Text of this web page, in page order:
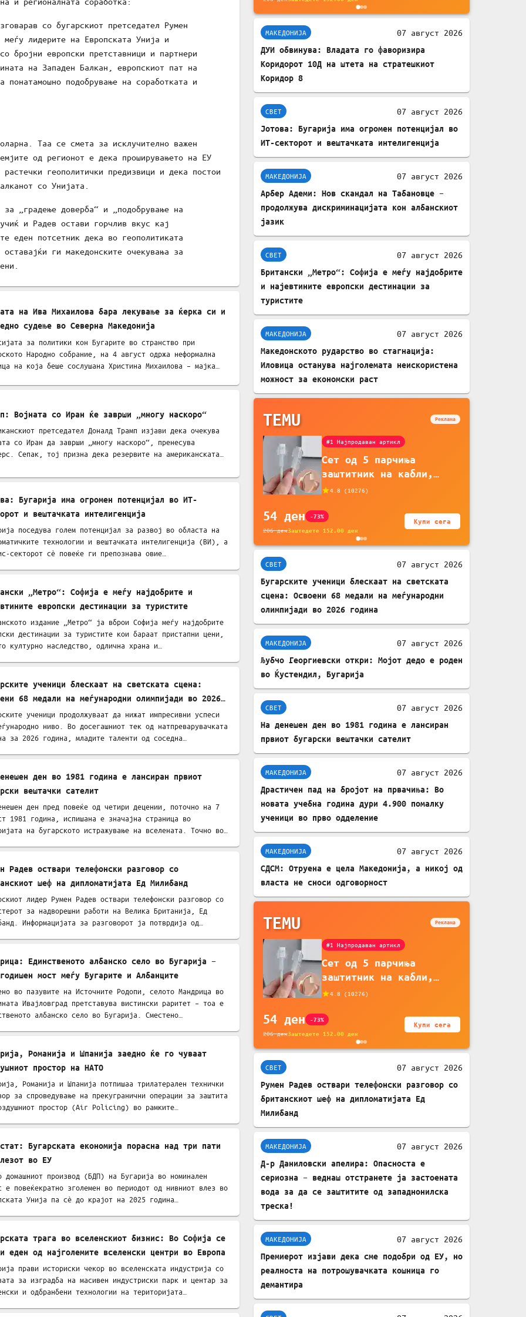
со бугарскиот претседател Румен
лидерите на Европската Унија и
бројни европски претставници и партнери
на Западен Балкан, европскиот пат на
подобрување на соработката и
Таа се смета за исклучително важен
од регионот е дека проширувањето на ЕУ
геополитички предизвици и дека постои
со Унијата.
„градење доверба“ и „подобрување на
и Радев остави горчлив вкус кај
еден потсетник дека во геополитиката
ги македонските очекувања за
на Ива Михаилова бара лекување за ќерка си и
судење во Северна Македонија
за политики кон Бугарите во странство при
Народно собрание, на 4 август одржа неформална
на која беше сослушана Христина Михаилова – мајка…
Војната со Иран ќе заврши „многу наскоро“
претседател Доналд Трамп изјави дека очекува
со Иран да заврши „многу наскоро“, пренесува
Сепак, тој призна дека резервите на американската…
Бугарија има огромен потенцијал во ИТ-
и вештачката интелигенција
поседува голем потенцијал за развој во областа на
технологии и вештачката интелигенција (ВИ), а
секторот сѐ повеќе ги препознава овие…
„Метро“: Софија е меѓу најдобрите и
европски дестинации за туристите
издание „Метро“ ја вброи Софија меѓу најдобрите
дестинации за туристите кои бараат пристапни цени,
културно наследство, одлична храна и…
ученици блескаат на светската сцена:
68 медали на меѓународни олимпијади во 2026
ученици продолжуваат да нижат импресивни успеси
ниво. Во досегашниот тек од натпреварувачката
за 2026 година, младите таленти од соседна…
ден во 1981 година е лансиран првиот
вештачки сателит
ден пред повеќе од четири децении, поточно на 7
1981 година, испишана е значајна страница во
на бугарското истражување на вселената. Точно во…
Радев оствари телефонски разговор со
шеф на дипломатијата Ед Милибанд
лидер Румен Радев оствари телефонски разговор со
за надворешни работи на Велика Британија, Ед
Информацијата за разговорот ја потврдија од…
Единственото албанско село во Бугарија –
мост меѓу Бугарите и Албанците
во пазувите на Источните Родопи, селото Мандрица во
Ивајловград претставува вистински раритет – тоа е
албанско село во Бугарија. Сместено…
Романија и Шпанија заедно ќе го чуваат
простор на НАТО
Романија и Шпанија потпишаа трилатерален технички
за спроведување на прекугранични операции за заштита
простор (Air Policing) во рамките…
Бугарската економија порасна над три пати
во ЕУ
домашниот производ (БДП) на Бугарија во номинален
е повеќекратно зголемен во периодот од нивниот влез во
Унија па сè до крајот на 2025 година…
трага во вселенскиот бизнис: Во Софија се
еден од најголемите вселенски центри во Европа
прави историски чекор во вселенската индустрија со
за изградба на масивен индустриски парк и центар за
и одбранбени технологии на територијата…
мобилни телефони,
МАКЕДОНИЈА 07 август 2026
ДУИ обвинува: Владата го фаворизира
Коридорот 10Д на штета на стратешкиот
Коридор 8
СВЕТ 07 август 2026
Јотова: Бугарија има огромен потенцијал во
ИТ-секторот и вештачката интелигенција
МАКЕДОНИЈА 07 август 2026
Арбер Адеми: Нов скандал на Табановце –
продолжува дискриминацијата кон албанскиот
јазик
СВЕТ 07 август 2026
Британски „Метро“: Софија е меѓу најдобрите
и најевтините европски дестинации за
туристите
МАКЕДОНИЈА 07 август 2026
Македонското рударство во стагнација:
Иловица останува најголемата неискористена
можност за економски раст
TEMU Реклама
#1 Најпродаван артикл
Сет од 5 парчиња
заштитник на кабли,
прекривка за заштита на
за заштита на кабли,
без батерија, за
мобилни телефони,
4.8 ( 10276)
54 ден -73%
206денЗаштедете 152.00 ден
Купи сега
СВЕТ 07 август 2026
Бугарските ученици блескаат на светската
сцена: Освоени 68 медали на меѓународни
олимпијади во 2026 година
МАКЕДОНИЈА 07 август 2026
Љубчо Георгиевски откри: Мојот дедо е роден
во Ќустендил, Бугарија
СВЕТ 07 август 2026
На денешен ден во 1981 година е лансиран
првиот бугарски вештачки сателит
МАКЕДОНИЈА 07 август 2026
Драстичен пад на бројот на првачиња: Во
новата учебна година дури 4.900 помалку
ученици во прво одделение
МАКЕДОНИЈА 07 август 2026
СДСМ: Отруена е цела Македонија, а никој од
власта не сноси одговорност
TEMU Реклама
#1 Најпродаван артикл
Сет од 5 парчиња
заштитник на кабли,
прекривка за заштита на
за заштита на кабли,
без батерија, за
мобилни телефони,
4.8 ( 10276)
54 ден -73%
206денЗаштедете 152.00 ден
Купи сега
СВЕТ 07 август 2026
Румен Радев оствари телефонски разговор со
британскиот шеф на дипломатијата Ед
Милибанд
МАКЕДОНИЈА 07 август 2026
Д-р Даниловски апелира: Опасноста е
сериозна – веднаш отстранете ја застоената
вода за да се заштитите од западнонилска
треска!
МАКЕДОНИЈА 07 август 2026
Премиерот изјави дека сме подобри од ЕУ, но
реалноста на потрошувачката кошница го
демантира